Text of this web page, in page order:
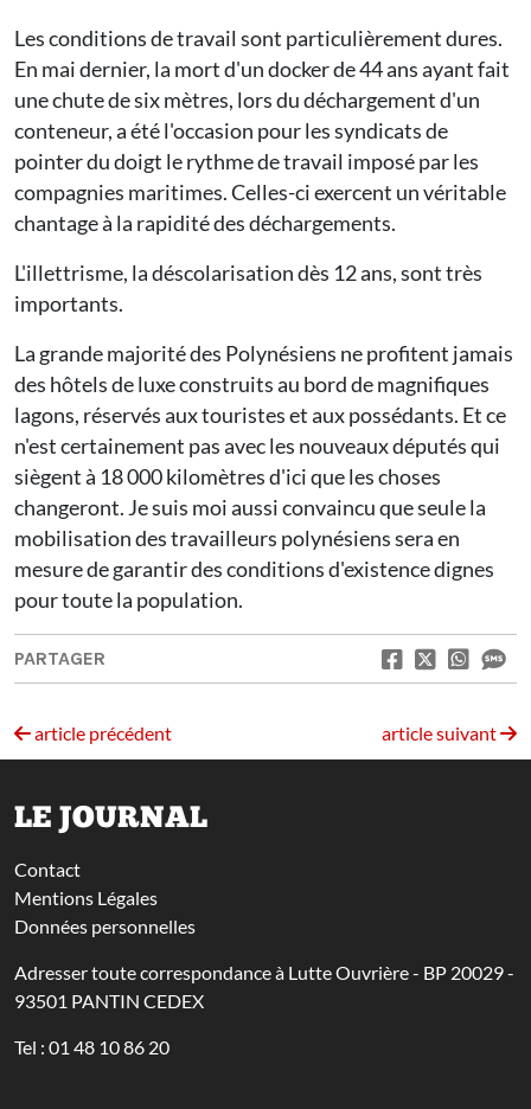
Les conditions de travail sont particulièrement dures.
En mai dernier, la mort d'un docker de 44 ans ayant fait
une chute de six mètres, lors du déchargement d'un
conteneur, a été l'occasion pour les syndicats de
pointer du doigt le rythme de travail imposé par les
compagnies maritimes. Celles-ci exercent un véritable
chantage à la rapidité des déchargements.
L'illettrisme, la déscolarisation dès 12 ans, sont très
importants.
La grande majorité des Polynésiens ne profitent jamais
des hôtels de luxe construits au bord de magnifiques
lagons, réservés aux touristes et aux possédants. Et ce
n'est certainement pas avec les nouveaux députés qui
siègent à 18 000 kilomètres d'ici que les choses
changeront. Je suis moi aussi convaincu que seule la
mobilisation des travailleurs polynésiens sera en
mesure de garantir des conditions d'existence dignes
pour toute la population.
PARTAGER
article précédent article suivant
LE JOURNAL
Contact
Mentions Légales
Données personnelles
Adresser toute correspondance à Lutte Ouvrière - BP 20029 -
93501 PANTIN CEDEX
Tel : 01 48 10 86 20